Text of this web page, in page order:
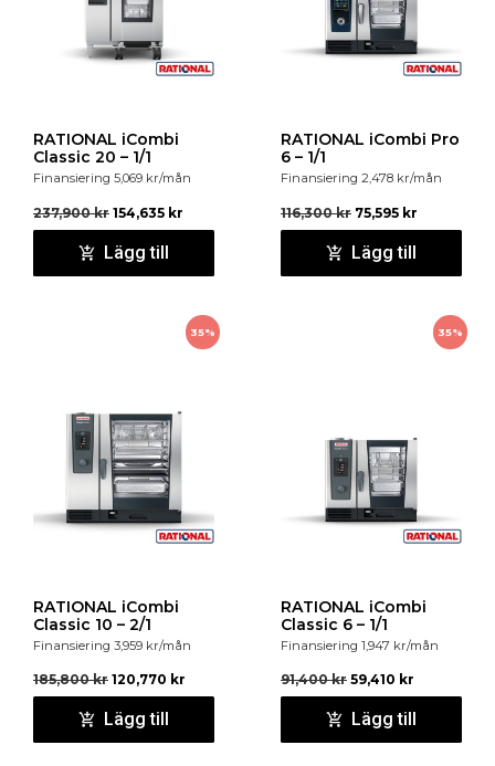
RATIONAL iCombi
Classic 20 – 1/1
Finansiering 5,069 kr/mån
237,900kr 154,635 kr
Lägg till
RATIONAL iCombi Pro
6 – 1/1
Finansiering 2,478 kr/mån
116,300kr 75,595 kr
Lägg till
35%
RATIONAL iCombi
Classic 10 – 2/1
Finansiering 3,959 kr/mån
185,800kr 120,770 kr
Lägg till
35%
RATIONAL iCombi
Classic 6 – 1/1
Finansiering 1,947 kr/mån
91,400kr 59,410 kr
Lägg till